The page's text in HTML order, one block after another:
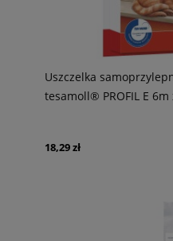
Uszczelka
tesamoll® PROFIL E 6m
18,29 zł